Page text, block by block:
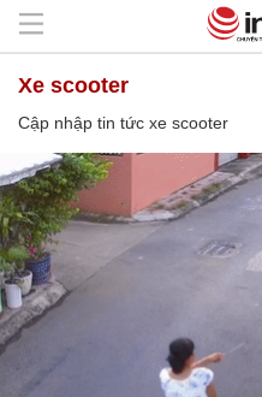
xe scooter
Cập nhập tin tức xe scooter